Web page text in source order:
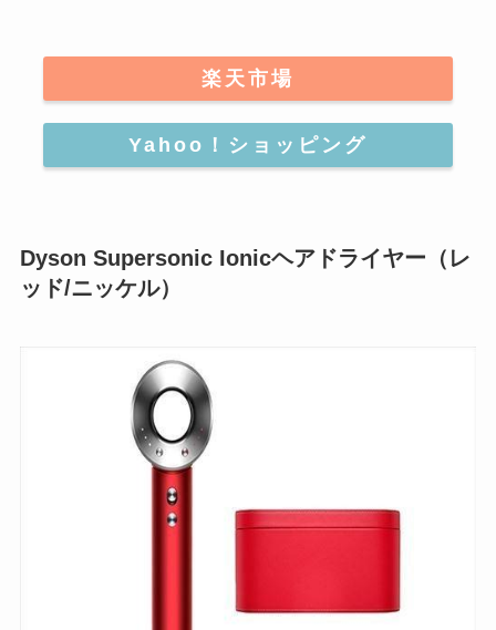
楽天市場
Yahoo！ショッピング
Dyson Supersonic Ionicヘアドライヤー（レ
ッド/ニッケル）